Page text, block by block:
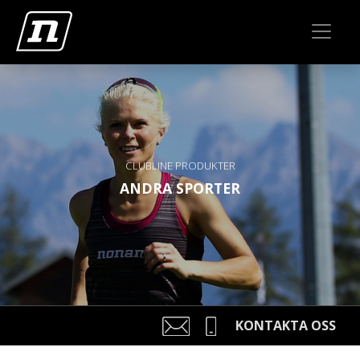
CLUBLINE PRODUKTER
ANDRA SPORTER
KONTAKTA OSS